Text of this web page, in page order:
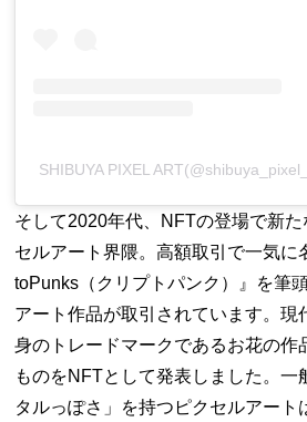
SHIBUYA PIXEL
そして2020年代、NFTの登場で新
セルアート界隈。高額取引で一気に
toPunks（クリプトパンク）』を筆
アート作品が取引されています。現
身のトレードマークであるお花の作
ものをNFTとして発表しました。一
タルっぽさ」を持つピクセルアート